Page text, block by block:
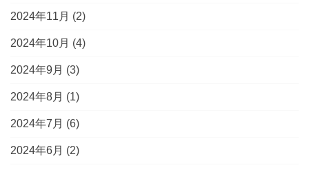
2024年11月 (2)
2024年10月 (4)
2024年9月 (3)
2024年8月 (1)
2024年7月 (6)
2024年6月 (2)